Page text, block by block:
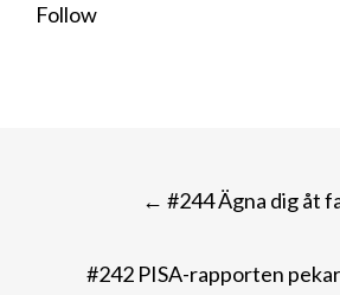
Follow
← #244 Ägna dig åt
#242 PISA-rapporten